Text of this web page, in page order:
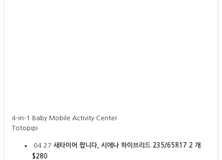
4-in-1 Baby Mobile Activity Center
Totopipi
04.27 새타이어 팝니다, 시에나 하이브리드 235/65R17 2 개
$280